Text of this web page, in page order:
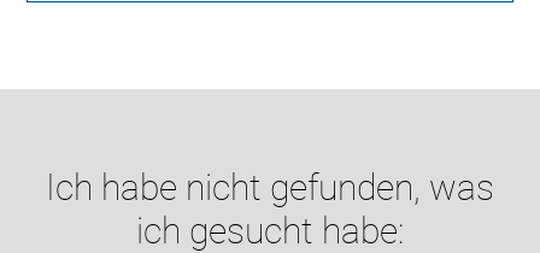
Ich habe nicht gefunden, was
ich gesucht habe: